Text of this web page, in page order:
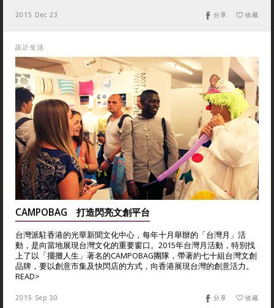
2015 Dec 23 收藏
分享
設計生活
CAMPOBAG 打造閃亮文創平台
台灣派駐香港的光華新聞文化中心，每年十月舉辦的「台灣月」活
動，是向當地展現台灣文化的重要窗口。2015年台灣月活動，特別找
上了以「擺攤人生」著名的CAMPOBAG團隊，帶著約七十組台灣文創
品牌，要以創意市集及快閃店的方式，向香港展現台灣的創意活力。
READ>
2015 Sep 30 收藏
分享